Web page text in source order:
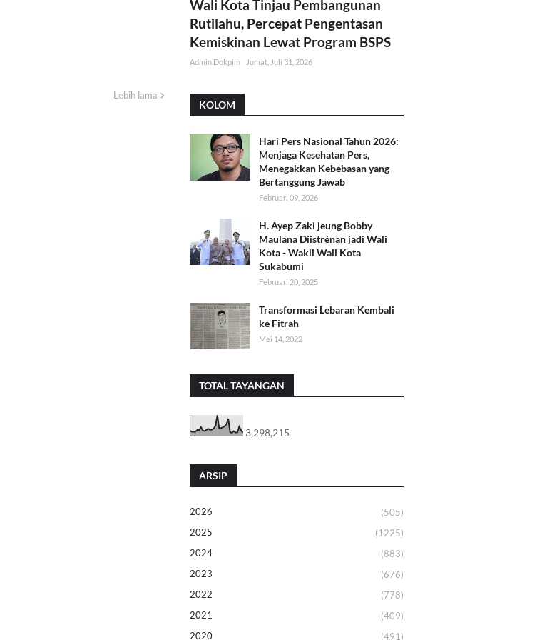
Lebih lama
Wali Kota Tinjau Pembangunan
Rutilahu, Percepat Pengentasan
Kemiskinan Lewat Program BSPS
Admin Dokpim Jumat, Juli 31, 2026
KOLOM
Hari Pers Nasional Tahun 2026:
Menjaga Kesehatan Pers,
Menegakkan Kebebasan yang
Bertanggung Jawab
Februari 09, 2026
H. Ayep Zaki jeung Bobby
Maulana Diistrénan jadi Wali
Kota - Wakil Wali Kota
Sukabumi
Februari 20, 2025
Transformasi Lebaran Kembali
ke Fitrah
Mei 14, 2022
TOTAL TAYANGAN
3,298,215
ARSIP
2026
(505)
2025
(1225)
2024
(883)
2023
(676)
2022
(778)
2021
(409)
2020
(491)